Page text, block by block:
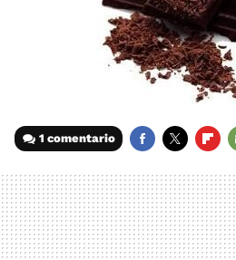
1 comentario